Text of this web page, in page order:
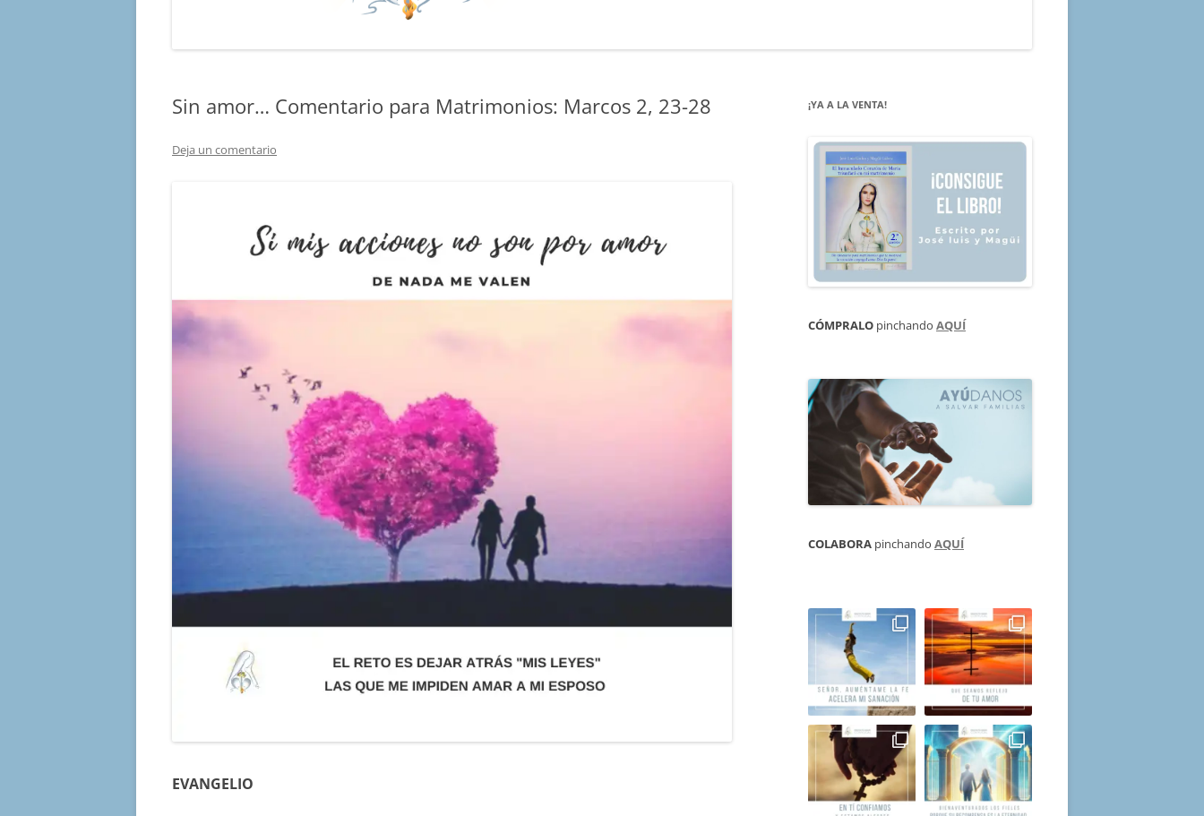
Sin amor… Comentario para Matrimonios: Marcos 2, 23-28
Deja un comentario
EVANGELIO
¡YA A LA VENTA!
CÓMPRALO pinchando AQUÍ
COLABORA pinchando AQUÍ